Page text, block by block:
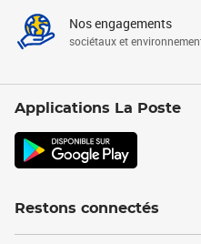
Nos engagements
sociétaux et
Applications La Poste
Restons connectés